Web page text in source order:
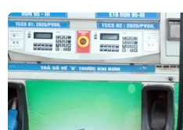
Tìm nhân chứng về mộ
sau trận đánh Cồn Tiên
09/08/2026 02:53